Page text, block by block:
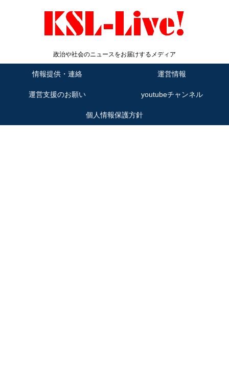
政治や社会のニュースをお届けするメディア
情報提供・連絡 運営情報
運営支援のお願い youtubeチャンネル
個人情報保護方針